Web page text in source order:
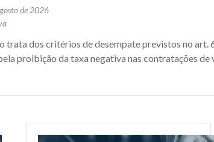
de 2026
trata dos critérios de desempate previstos no art.
proibição da taxa negativa nas contratações de